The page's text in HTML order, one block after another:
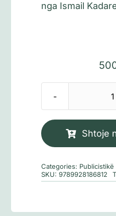
nga Ismail
Shtoje
Categories: Publicistikë
SKU:9789928186812